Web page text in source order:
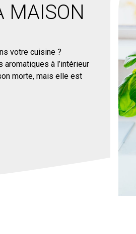
MAISON
votre cuisine ?
aromatiques à l’intérieur
morte, mais elle est